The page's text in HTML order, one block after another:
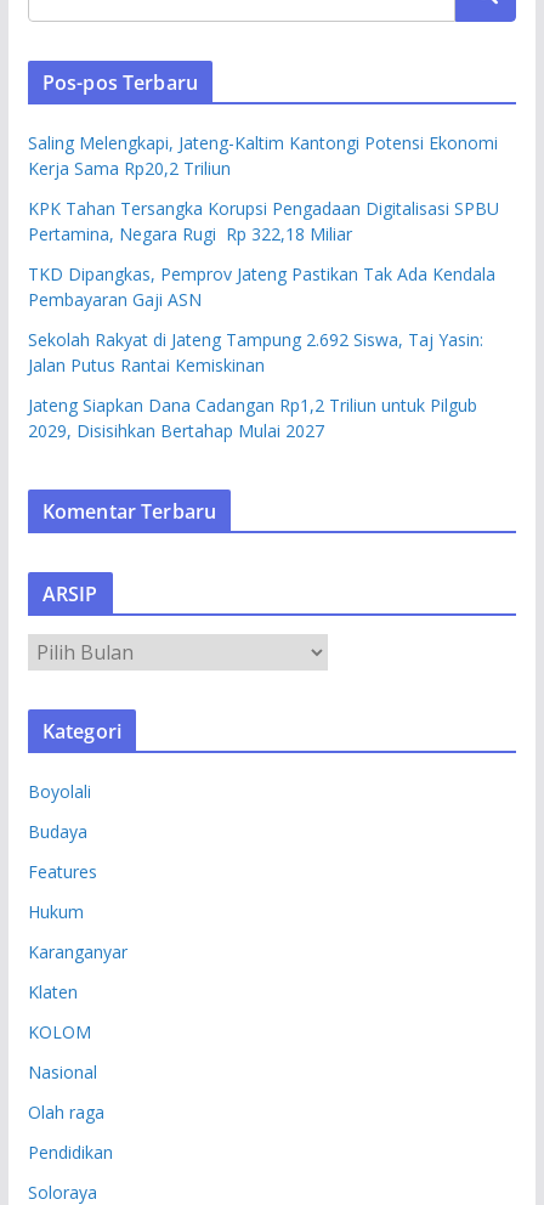
Pos-pos Terbaru
Saling Melengkapi, Jateng-Kaltim Kantongi Potensi Ekonomi
Kerja Sama Rp20,2 Triliun
KPK Tahan Tersangka Korupsi Pengadaan Digitalisasi SPBU
Pertamina, Negara Rugi Rp 322,18 Miliar
TKD Dipangkas, Pemprov Jateng Pastikan Tak Ada Kendala
Pembayaran Gaji ASN
Sekolah Rakyat di Jateng Tampung 2.692 Siswa, Taj Yasin:
Jalan Putus Rantai Kemiskinan
Jateng Siapkan Dana Cadangan Rp1,2 Triliun untuk Pilgub
2029, Disisihkan Bertahap Mulai 2027
Komentar Terbaru
ARSIP
R
S
Kategori
Boyolali
Budaya
Features
Hukum
Karanganyar
Klaten
KOLOM
Nasional
Olah raga
Pendidikan
Soloraya